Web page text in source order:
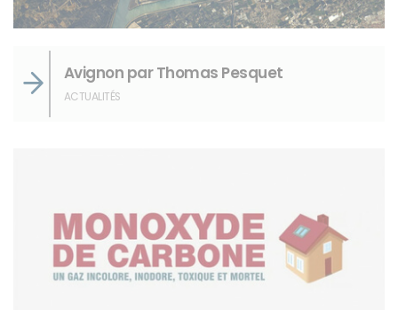
Avignon par Thomas Pesquet
ACTUALITÉS